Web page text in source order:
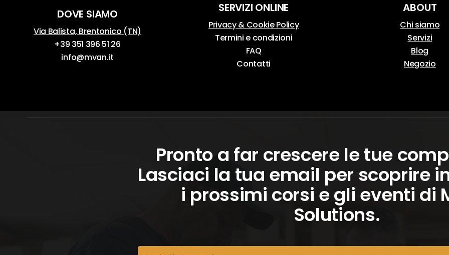
DOVE SIAMO
Via Balista, Brentonico (TN)
+39 351 396 51 26
info@mvan.it
SERVIZI ONLINE
Privacy & Cookie Policy
Termini e condizioni
FAQ
Contatti
ABOUT
Chi siamo
Servizi
Blog
Negozio
Pronto a far crescere le tue
Lasciaci la tua email per scoprire
i prossimi corsi e gli eventi di
Solutions.